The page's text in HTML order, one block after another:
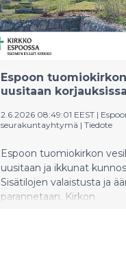
Espoon
uusitaan korjauksissa
2.6.2026 08:49:01 EEST |
seurakuntayhtymä | Tiedote
Espoon tuomiokirkon
uusitaan ja ikkunat
Sisätilojen valaistusta ja
parannetaan. Kirkon